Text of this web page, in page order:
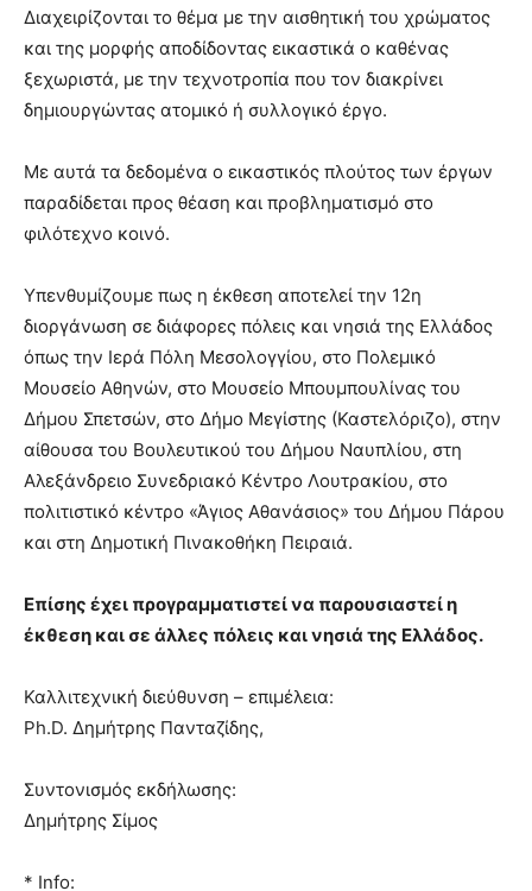
Διαχειρίζονται το θέμα με την αισθητική του χρώματος
και της μορφής αποδίδοντας εικαστικά ο καθένας
ξεχωριστά, με την τεχνοτροπία που τον διακρίνει
δημιουργώντας ατομικό ή συλλογικό έργο.
Με αυτά τα δεδομένα ο εικαστικός πλούτος των έργων
παραδίδεται προς θέαση και προβληματισμό στο
φιλότεχνο κοινό.
Υπενθυμίζουμε πως η έκθεση αποτελεί την 12η
διοργάνωση σε διάφορες πόλεις και νησιά της Ελλάδος
όπως την Ιερά Πόλη Μεσολογγίου, στο Πολεμικό
Μουσείο Αθηνών, στο Μουσείο Μπουμπουλίνας του
Δήμου Σπετσών, στο Δήμο Μεγίστης (Καστελόριζο), στην
αίθουσα του Βουλευτικού του Δήμου Ναυπλίου, στη
Αλεξάνδρειο Συνεδριακό Κέντρο Λουτρακίου, στο
πολιτιστικό κέντρο «Άγιος Αθανάσιος» του Δήμου Πάρου
και στη Δημοτική Πινακοθήκη Πειραιά.
Επίσης έχει προγραμματιστεί να παρουσιαστεί η
έκθεση και σε άλλες πόλεις και νησιά της Ελλάδος.
Καλλιτεχνική διεύθυνση – επιμέλεια:
Ph.D. Δημήτρης Πανταζίδης,
Συντονισμός εκδήλωσης:
Δημήτρης Σίμος
* Info: